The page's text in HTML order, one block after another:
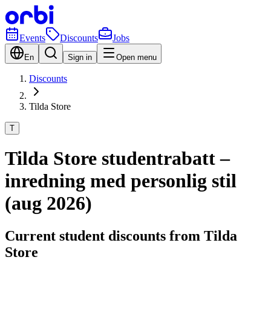
Events Discounts Jobs
En Sign in Open menu
Discounts
Tilda Store
T
Tilda Store studentrabatt –
inredning med personlig stil
(aug 2026)
Current student discounts from Tilda
Store